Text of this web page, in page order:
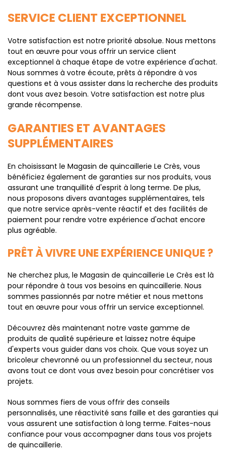
SERVICE CLIENT EXCEPTIONNEL
Votre satisfaction est notre priorité absolue. Nous mettons
tout en œuvre pour vous offrir un service client
exceptionnel à chaque étape de votre expérience d'achat.
Nous sommes à votre écoute, prêts à répondre à vos
questions et à vous assister dans la recherche des produits
dont vous avez besoin. Votre satisfaction est notre plus
grande récompense.
GARANTIES ET AVANTAGES
SUPPLÉMENTAIRES
En choisissant le Magasin de quincaillerie Le Crès, vous
bénéficiez également de garanties sur nos produits, vous
assurant une tranquillité d'esprit à long terme. De plus,
nous proposons divers avantages supplémentaires, tels
que notre service après-vente réactif et des facilités de
paiement pour rendre votre expérience d'achat encore
plus agréable.
PRÊT À VIVRE UNE EXPÉRIENCE UNIQUE ?
Ne cherchez plus, le Magasin de quincaillerie Le Crès est là
pour répondre à tous vos besoins en quincaillerie. Nous
sommes passionnés par notre métier et nous mettons
tout en œuvre pour vous offrir un service exceptionnel.
Découvrez dès maintenant notre vaste gamme de
produits de qualité supérieure et laissez notre équipe
d'experts vous guider dans vos choix. Que vous soyez un
bricoleur chevronné ou un professionnel du secteur, nous
avons tout ce dont vous avez besoin pour concrétiser vos
projets.
Nous sommes fiers de vous offrir des conseils
personnalisés, une réactivité sans faille et des garanties qui
vous assurent une satisfaction à long terme. Faites-nous
confiance pour vous accompagner dans tous vos projets
de quincaillerie.